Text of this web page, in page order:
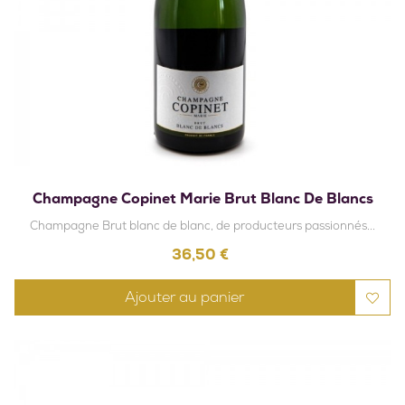
Champagne Copinet Marie Brut Blanc De Blancs
Champagne Brut blanc de blanc, de producteurs passionnés...
Prix
36,50 €
Ajouter au panier